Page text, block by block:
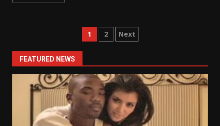
Posts
navigation
1 2 Next
FEATURED NEWS